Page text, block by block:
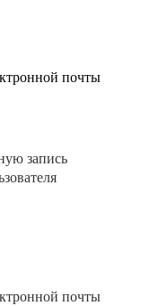
почты
запись
почты